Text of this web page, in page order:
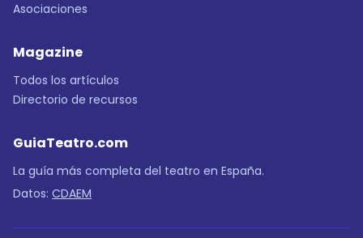
Asociaciones
Magazine
Todos los artículos
Directorio de recursos
GuiaTeatro.com
La guía más completa del teatro en España.
Datos: CDAEM